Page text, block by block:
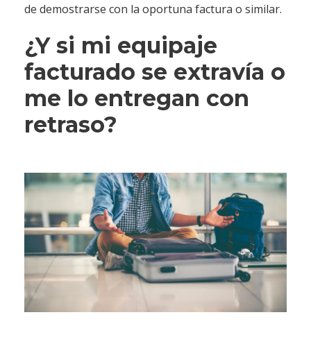
de demostrarse con la oportuna factura o similar.
¿Y si mi equipaje
facturado se extravía o
me lo entregan con
retraso?